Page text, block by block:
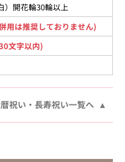
）開花輪30輪以上
用は推奨しておりません)
文字以内)
祝い・長寿祝い一覧へ